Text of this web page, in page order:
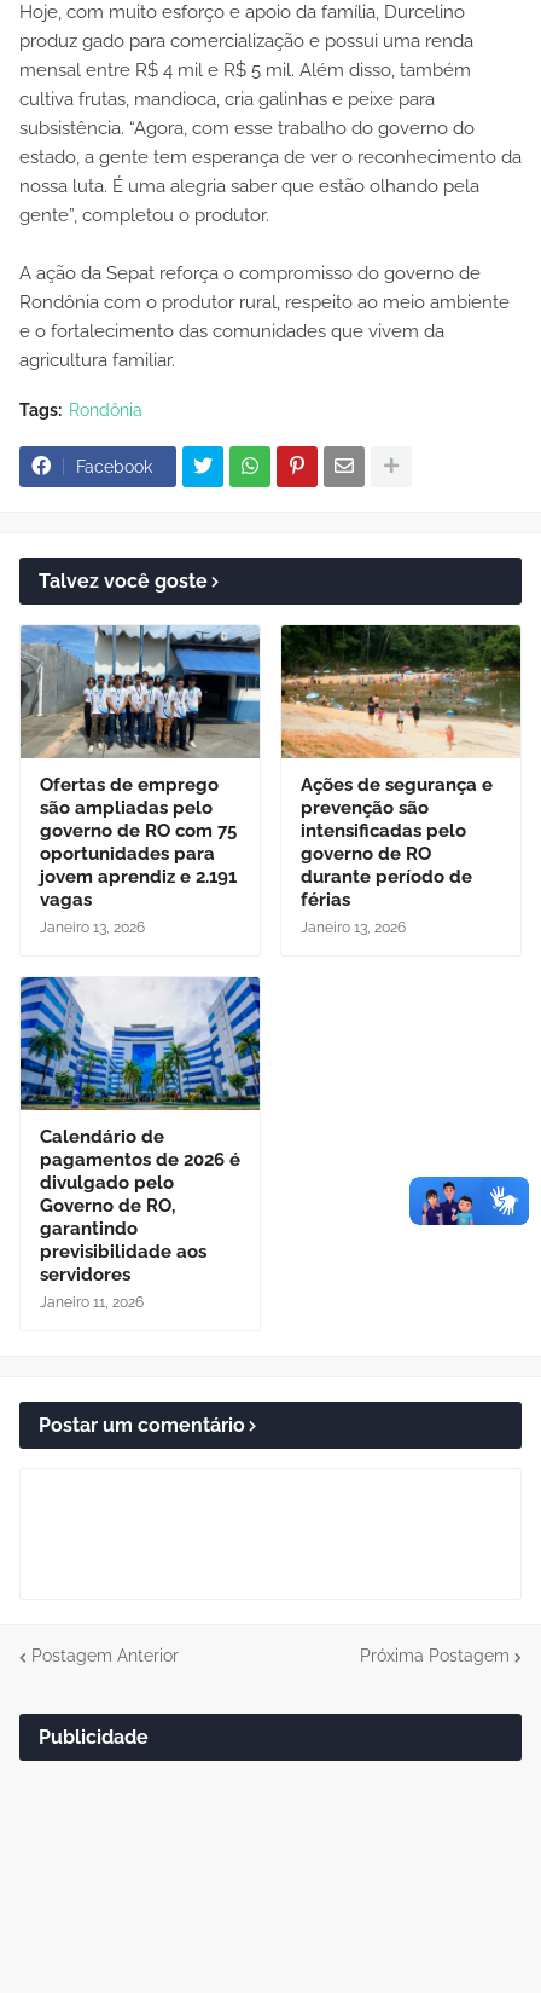
Hoje, com muito esforço e apoio da família, Durcelino
produz gado para comercialização e possui uma renda
mensal entre R$ 4 mil e R$ 5 mil. Além disso, também
cultiva frutas, mandioca, cria galinhas e peixe para
subsistência. “Agora, com esse trabalho do governo do
estado, a gente tem esperança de ver o reconhecimento da
nossa luta. É uma alegria saber que estão olhando pela
gente”, completou o produtor.
A ação da Sepat reforça o compromisso do governo de
Rondônia com o produtor rural, respeito ao meio ambiente
e o fortalecimento das comunidades que vivem da
agricultura familiar.
Tags: Rondônia
Facebook
Talvez você goste
Ofertas de emprego
são ampliadas pelo
governo de RO com 75
oportunidades para
jovem aprendiz e 2.191
vagas
Janeiro 13, 2026
Ações de segurança e
prevenção são
intensificadas pelo
governo de RO
durante período de
férias
Janeiro 13, 2026
Calendário de
pagamentos de 2026 é
divulgado pelo
Governo de RO,
garantindo
previsibilidade aos
servidores
Janeiro 11, 2026
Postar um comentário
Postagem Anterior Próxima Postagem
Publicidade